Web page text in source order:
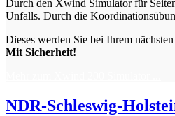
Durch den Xwind Simulator für
Unfalls. Durch die
Dieses werden Sie bei Ihrem
Mit Sicherheit!
NDR-Schleswig-